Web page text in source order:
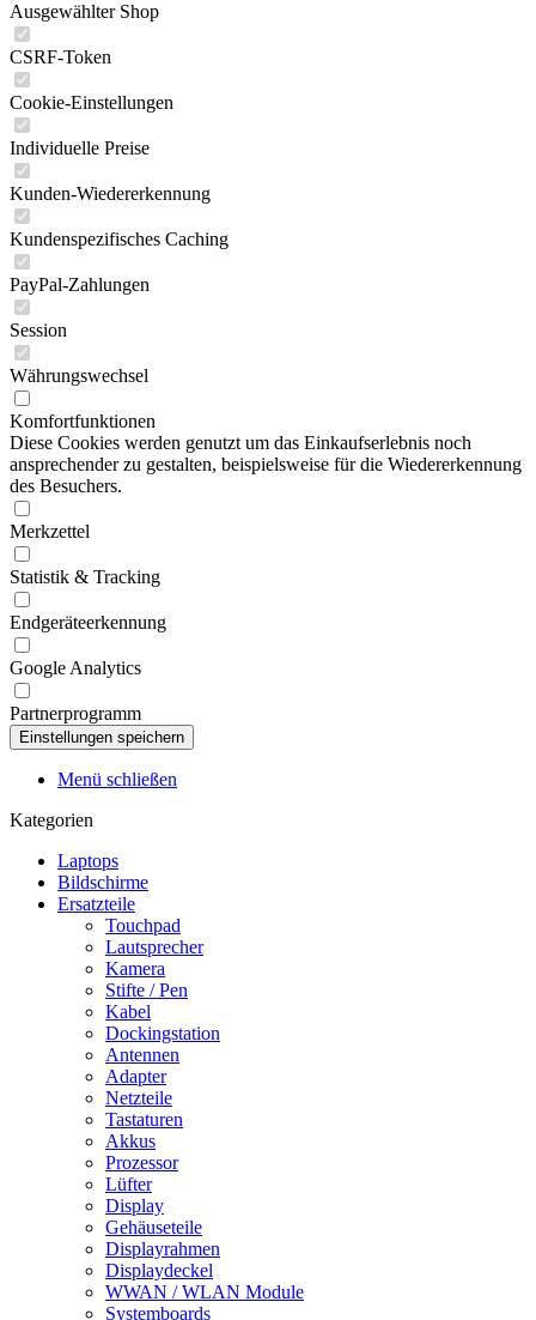
Ausgewählter Shop
CSRF-Token
Cookie-Einstellungen
Individuelle Preise
Kunden-Wiedererkennung
Kundenspezifisches Caching
PayPal-Zahlungen
Session
Währungswechsel
Komfortfunktionen
Diese Cookies werden genutzt um das Einkaufserlebnis noch
ansprechender zu gestalten, beispielsweise für die Wiedererkennung
des Besuchers.
Merkzettel
Statistik & Tracking
Endgeräteerkennung
Google Analytics
Partnerprogramm
Menü schließen
Kategorien
Laptops
Bildschirme
Ersatzteile
Touchpad
Lautsprecher
Kamera
Stifte / Pen
Kabel
Dockingstation
Antennen
Adapter
Netzteile
Tastaturen
Akkus
Prozessor
Lüfter
Display
Gehäuseteile
Displayrahmen
Displaydeckel
WWAN / WLAN Module
Systemboards